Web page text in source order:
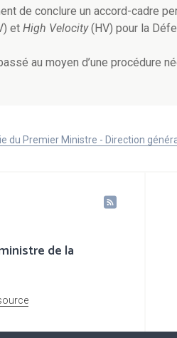
de conclure un accord-cadre
et High Velocity(HV) pour la
au moyen d’une procédure
du Premier Ministre - Direction
de la